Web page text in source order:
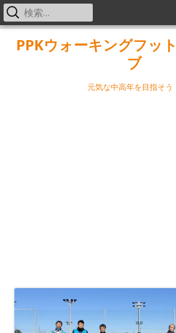
PPKウォーキングフッ
ブ
元気な中高年を目指そう
メ
検
索: